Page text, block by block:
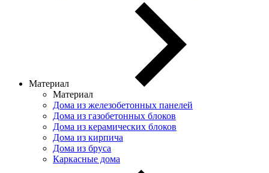
Материал
Материал
Дома из железобетонных панелей
Дома из газобетонных блоков
Дома из керамических блоков
Дома из кирпича
Дома из бруса
Каркасные дома